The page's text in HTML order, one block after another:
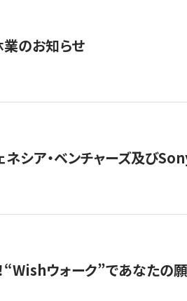
のお知らせ
ネシア・ベンチャーズ及
“Wishウォーク”であなたの